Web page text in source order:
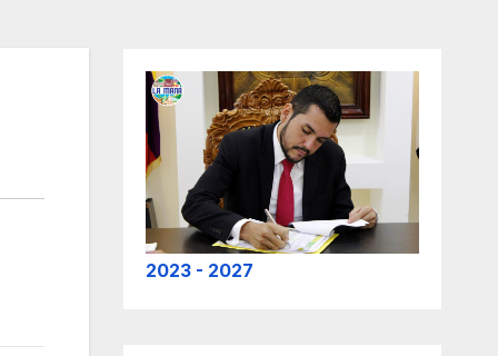
2023 - 2027